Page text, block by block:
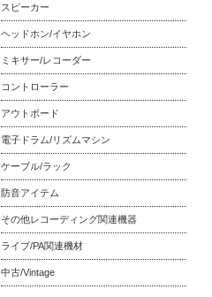
スピーカー
ヘッドホン/イヤホン
ミキサー/レコーダー
コントローラー
アウトボード
電子ドラム/リズムマシン
ケーブル/ラック
防音アイテム
その他レコーディング関連機器
ライブ/PA関連機材
中古/Vintage